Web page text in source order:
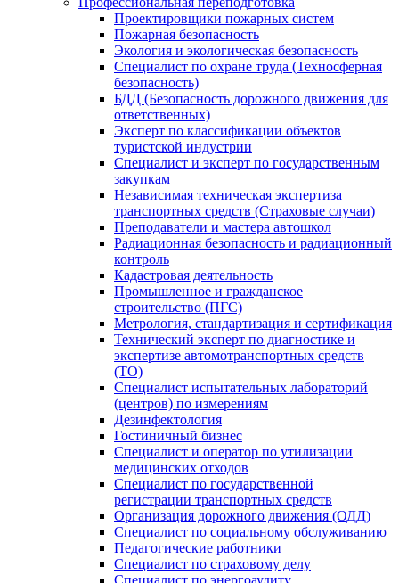
Проектировщики пожарных систем
Пожарная безопасность
Экология и экологическая безопасность
Специалист по охране труда (Техносферная
безопасность)
БДД (Безопасность дорожного движения для
ответственных)
Эксперт по классификации объектов
туристской индустрии
Специалист и эксперт по государственным
закупкам
Независимая техническая экспертиза
транспортных средств (Страховые случаи)
Преподаватели и мастера автошкол
Радиационная безопасность и радиационный
контроль
Кадастровая деятельность
Промышленное и гражданское
строительство (ПГС)
Метрология, стандартизация и сертификация
Технический эксперт по диагностике и
экспертизе автомотранспортных средств
(ТО)
Специалист испытательных лабораторий
(центров) по измерениям
Дезинфектология
Гостиничный бизнес
Специалист и оператор по утилизации
медицинских отходов
Специалист по государственной
регистрации транспортных средств
Организация дорожного движения (ОДД)
Специалист по социальному обслуживанию
Педагогические работники
Специалист по страховому делу
Специалист по энергоаудиту